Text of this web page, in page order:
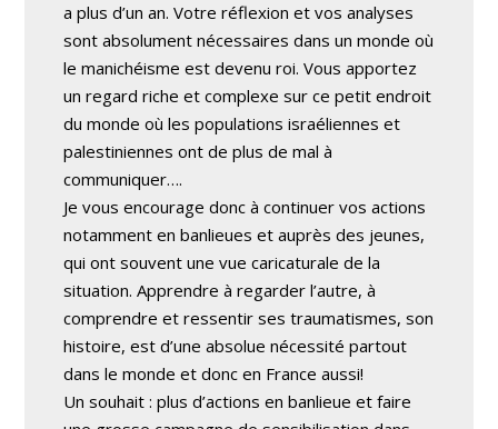
a plus d’un an. Votre réflexion et vos analyses
sont absolument nécessaires dans un monde où
le manichéisme est devenu roi. Vous apportez
un regard riche et complexe sur ce petit endroit
du monde où les populations israéliennes et
palestiniennes ont de plus de mal à
communiquer….
Je vous encourage donc à continuer vos actions
notamment en banlieues et auprès des jeunes,
qui ont souvent une vue caricaturale de la
situation. Apprendre à regarder l’autre, à
comprendre et ressentir ses traumatismes, son
histoire, est d’une absolue nécessité partout
dans le monde et donc en France aussi!
Un souhait : plus d’actions en banlieue et faire